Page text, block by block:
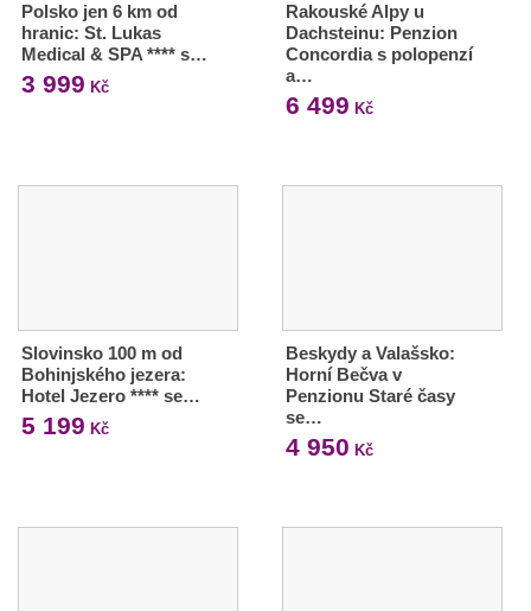
Polsko jen 6 km od
hranic: St. Lukas
Medical & SPA **** s…
3 999 Kč
Rakouské Alpy u
Dachsteinu: Penzion
Concordia s polopenzí
a…
6 499 Kč
Slovinsko 100 m od
Bohinjského jezera:
Hotel Jezero **** se…
5 199 Kč
Beskydy a Valašsko:
Horní Bečva v
Penzionu Staré časy
se…
4 950 Kč